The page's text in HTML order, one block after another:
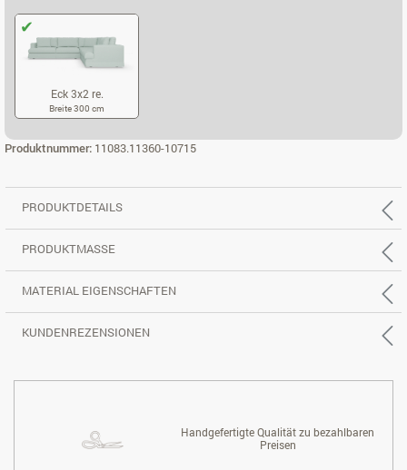
Eck 3x2 re.
Breite 300 cm
Produktnummer: 11083.11360-10715
PRODUKTDETAILS
PRODUKTMASSE
MATERIAL EIGENSCHAFTEN
KUNDENREZENSIONEN
Handgefertigte Qualität zu bezahlbaren
Preisen